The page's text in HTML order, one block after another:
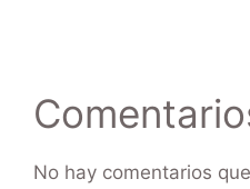
No hay comentarios